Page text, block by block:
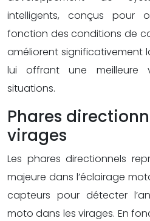
intelligents, conçus pour
fonction des conditions de
améliorent significativement
lui offrant une meilleure
situations.
Phares
virages
Les phares directionnels
majeure dans l’éclairage
capteurs pour détecter
moto dans les virages. En